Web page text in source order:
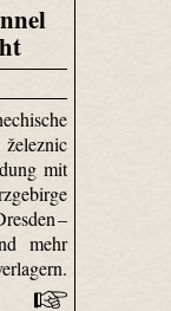
mit
–
mehr